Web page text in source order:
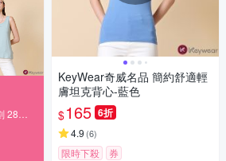
KeyWear奇威名品 簡約舒適輕
膚坦克背心-藍色
$165 6折
4.9 (6)
限時下殺 券